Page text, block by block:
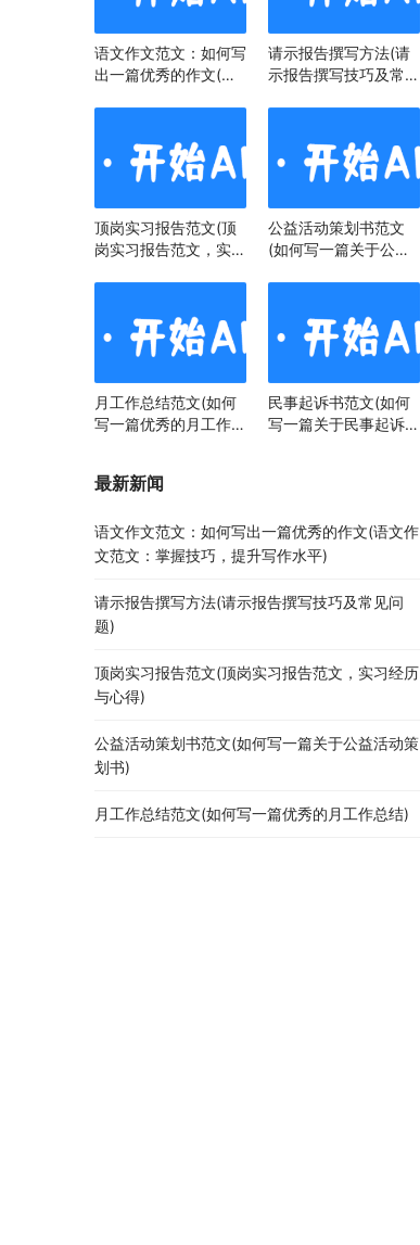
语文作文范文：如何写
出一篇优秀的作文(语
请示报告撰写方法(请
示报告撰写技巧及常见
顶岗实习报告范文(顶
岗实习报告范文，实习
公益活动策划书范文
(如何写一篇关于公益
月工作总结范文(如何
写一篇优秀的月工作总
民事起诉书范文(如何
写一篇关于民事起诉书
最新新闻
语文作文范文：如何写出一篇优秀的作文(语文作
文范文：掌握技巧，提升写作水平)
请示报告撰写方法(请示报告撰写技巧及常见问
题)
顶岗实习报告范文(顶岗实习报告范文，实习经历
与心得)
公益活动策划书范文(如何写一篇关于公益活动策
划书)
月工作总结范文(如何写一篇优秀的月工作总结)